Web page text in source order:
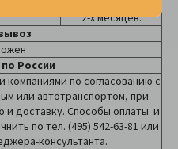
2-х месяцев.
России
по согласованию с
или автотранспортом, при
и доставку. Способы оплаты и
по тел. (495) 542-63-81 или
консультанта.